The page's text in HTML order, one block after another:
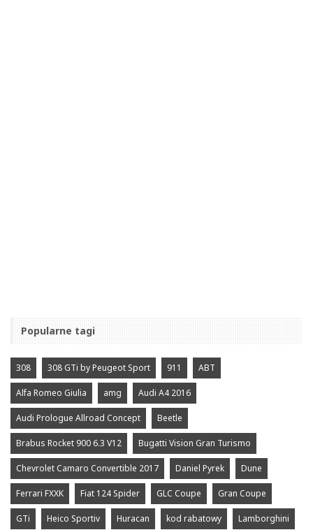
Popularne tagi
308 308 GTi by Peugeot Sport 911 ABT
Alfa Romeo Giulia amg Audi A4 2016
Audi Prologue Allroad Concept Beetle
Brabus Rocket 900 6.3 V12 Bugatti Vision Gran Turismo
Chevrolet Camaro Convertible 2017 Daniel Pyrek Dune
Ferrari FXXK Fiat 124 Spider GLC Coupe Gran Coupe
GTi Heico Sportiv Huracan kod rabatowy Lamborghini